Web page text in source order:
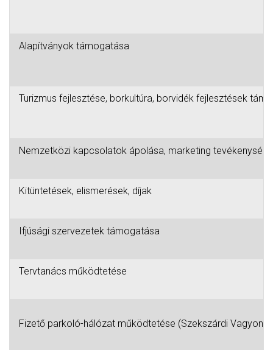
Alapítványok támogatása
Turizmus fejlesztése, borkultúra, borvidék fejlesztések
Nemzetközi kapcsolatok ápolása, marketing tevékenység
Kitüntetések, elismerések, díjak
Ifjúsági szervezetek támogatása
Tervtanács működtetése
Fizető parkoló-hálózat működtetése (Szekszárdi